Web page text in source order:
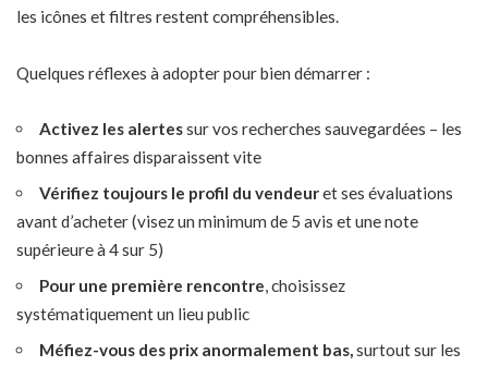
les icônes et filtres restent compréhensibles.
Quelques réflexes à adopter pour bien démarrer :
Activez les alertessur vos recherches sauvegardées – les
bonnes affaires disparaissent vite
Vérifiez toujours le profil du vendeuret ses évaluations
avant d’acheter (visez un minimum de 5 avis et une note
supérieure à 4 sur 5)
Pour une première rencontre, choisissez
systématiquement un lieu public
Méfiez-vous des prix anormalement bas,surtout sur les